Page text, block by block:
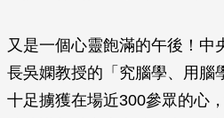
又是一個心靈飽滿的午後！中
長吳嫻教授的「究腦學、用腦
十足擄獲在場近300參眾的心